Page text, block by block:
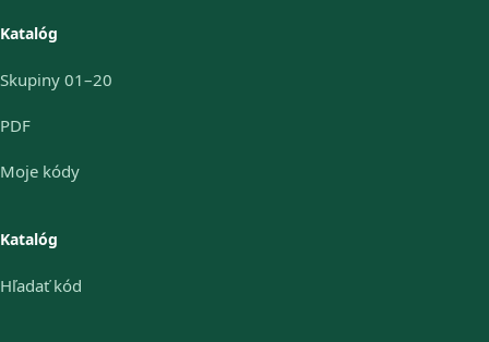
Katalóg
Skupiny 01–20
PDF
Moje kódy
Katalóg
Hľadať kód